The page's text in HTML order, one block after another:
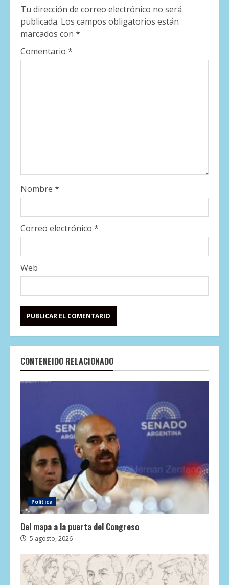
Tu dirección de correo electrónico no será
publicada. Los campos obligatorios están
marcados con *
Comentario *
Nombre *
Correo electrónico *
Web
CONTENEIDO RELACIONADO
Política
Del mapa a la puerta del Congreso
5 agosto, 2026